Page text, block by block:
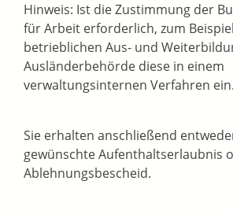
Hinweis: Ist die Zustimmung der
für Arbeit erforderlich, zum
betrieblichen Aus- und
Ausländerbehörde diese in einem
verwaltungsinternen Verfahren ein.
Sie erhalten anschließend
gewünschte Aufenthaltserlaubnis
Ablehnungsbescheid.